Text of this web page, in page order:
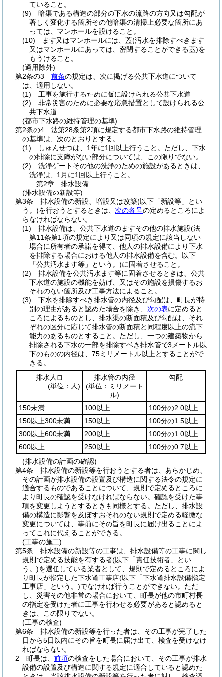
ていること。
(9)
暗渠である構造の部分の下水の流路の方向又は勾配が
著しく変化する箇所その他暗渠の清掃上必要な箇所にあ
っては、マンホールを設けること。
(10)
ます又はマンホールには、蓋(汚水を排除すべきます
又はマンホールにあっては、密閉することができる蓋)を
もうけること。
(適用除外)
第2条の3
前条の規定は、次に掲げる公共下水道について
は、適用しない。
(1)
工事を施行するために仮に設けられる公共下水道
(2)
非常災害のために必要な応急措置として設けられる公
共下水道
(都市下水路の維持管理の基準)
第2条の4
法第28条第2項に規定する都市下水路の維持管理
の基準は、次のとおりとする。
(1)
しゅんせつは、1年に1回以上行うこと。 ただし、下水
の排除に支障がない部分については、この限りでない。
(2)
洗浄ゲートその他の洗浄のための施設があるときは、
洗浄は、1月に1回以上行うこと。
第2章
排水設備
(排水設備の新設等)
第3条
排水設備の新設、増設又は改築(以下「新設等」とい
う。)を行おうとするときは、 次の各号の定めるところによ
らなければならない。
(1)
排水設備は、公共下水道のますその他の排水施設(法
第11条第1項の規定により又は同項の規定に該当しない
場合に所有者の承諾を得て、他人の排水設備により下水
を排除する場合における他人の排水設備を含む。以下
「公共汚水ます等」という。)に固着させること。
(2)
排水設備を公共汚水ます等に固着させるときは、公共
下水道の施設の機能を妨げ、又はその施設を損傷するお
それのない箇所及び工事方法によること。
(3)
下水を排除すべき排水管の内径及び勾配は、町長が特
別の理由があると認めた場合を除き、 次の表に定めると
ころによるものとし、排水渠の断面積及び勾配は、それ
ぞれの区分に応じて排水管の断面積と同程度以上の流下
能力のあるものとすること。 ただし、一つの建築物から
排除される下水の一部を排除すベき排水管で3メートル以
下のものの内径は、75ミリメートル以上とすることがで
きる。
排水人ロ
(単位：人)
排水管の内径
(単位：ミリメート
ル)
勾配
150未満 100以上
100分の2.0以上
150以上300未満
150以上
100分の1.5以上
300以上600未満
200以上
100分の1.0以上
600以上
250以上
100分の0.7以上
(排水設備の計画の確認)
第4条
排水設備の新設等を行おうとする者は、あらかじめ、
その計画が排水設備の設置及び構造に関する法令の規定に
適合するものであることについて、規則で定めるところに
より町長の確認を受けなければならない。 確認を受けた事
項を変更しようとするときも同様とする。 ただし、排水設
備の構造に影響を及ぼすおそれのない規則で定める軽微な
変更については、事前にその旨を町長に届け出ることによ
ってこれに代えることができる。
(工事の施工)
第5条
排水設備の新設等の工事は、排水設備等の工事に関し
規則で定める技能を有する者(以下「責任技術者」とい
う。)を選任している業者として、規則で定めるところによ
り町長が指定した下水道工事店(以下「下水道排水設備指定
工事店」という。)でなければ行うことができない。 ただ
し、災害その他非常の場合において、町長が他の市町村長
の指定を受けた者に工事を行わせる必要があると認めると
きは、この限りでない。
(工事の検査)
第6条
排水設備の新設等を行った者は、その工事が完了した
日から5日以内にその旨を町長に届け出て、検査を受けなけ
ればならない。
2
町長は、 前項の検査をした場合において、その工事が排水
設備の設置及び構造に関する規定に適合していると認めた